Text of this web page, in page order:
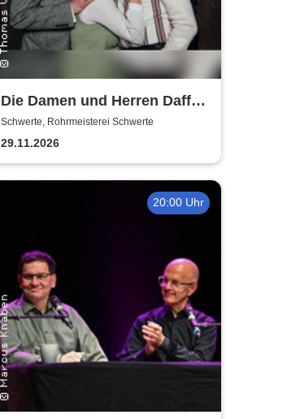
Die Damen und Herren Daffke
|Wie werde ich reich und
glücklich?
Schwerte, Rohrmeisterei Schwerte
29.11.2026
20:00 Uhr